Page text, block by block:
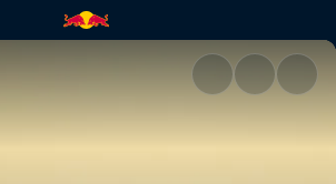
at Pipe | Red Bull